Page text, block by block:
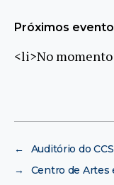
Próximos
<li>No
←
Auditório do CCS
→
Centro de Artes